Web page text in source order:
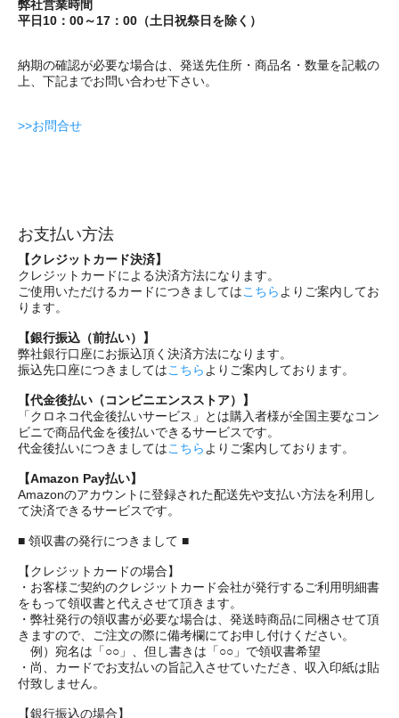
弊社営業時間
平日10：00～17：00（土日祝祭日を除く）
納期の確認が必要な場合は、発送先住所・商品名・数量を記載の
上、下記までお問い合わせ下さい。
>>お問合せ
お支払い方法
【クレジットカード決済】
クレジットカードによる決済方法になります。
ご使用いただけるカードにつきましてはこちら よりご案内してお
ります。
【銀行振込（前払い）】
弊社銀行口座にお振込頂く決済方法になります。
振込先口座につきましてはこちら よりご案内しております。
【代金後払い（コンビニエンスストア）】
「クロネコ代金後払いサービス」とは購入者様が全国主要なコン
ビニで商品代金を後払いできるサービスです。
代金後払いにつきましてはこちら よりご案内しております。
【Amazon Pay払い】
Amazonのアカウントに登録された配送先や支払い方法を利用し
て決済できるサービスです。
■ 領収書の発行につきまして ■
【クレジットカードの場合】
・お客様ご契約のクレジットカード会社が発行するご利用明細書
をもって領収書と代えさせて頂きます。
・弊社発行の領収書が必要な場合は、発送時商品に同梱させて頂
きますので、ご注文の際に備考欄にてお申し付けください。
例）宛名は「○○」、但し書きは「○○」で領収書希望
・尚、カードでお支払いの旨記入させていただき、収入印紙は貼
付致しません。
【銀行振込の場合】